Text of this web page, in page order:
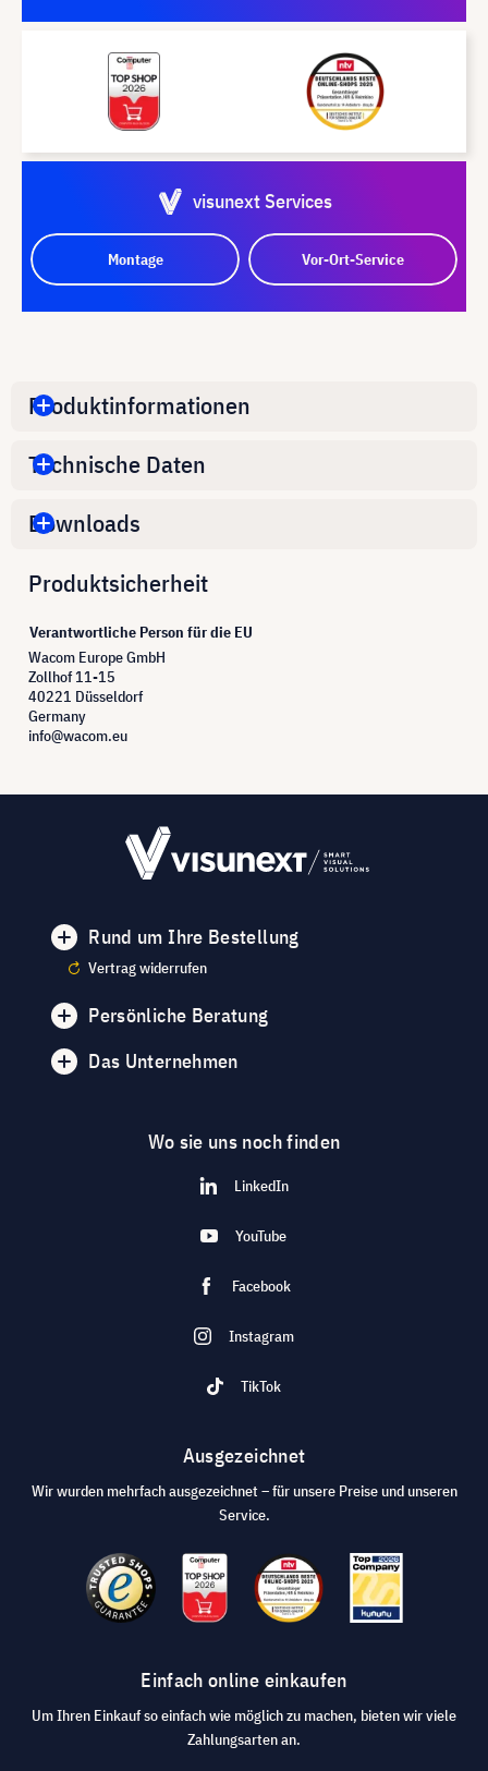
visunext Services
Montage Vor-Ort-Service
Produktinformationen
Technische Daten
Downloads
Produktsicherheit
Verantwortliche Person für die EU
Wacom Europe GmbH
Zollhof 11-15
40221 Düsseldorf
Germany
info@wacom.eu
Rund um Ihre Bestellung
Vertrag widerrufen
Persönliche Beratung
Das Unternehmen
Wo sie uns noch finden
LinkedIn
YouTube
Facebook
Instagram
TikTok
Ausgezeichnet
Wir wurden mehrfach ausgezeichnet – für unsere Preise und unseren
Service.
Einfach online einkaufen
Um Ihren Einkauf so einfach wie möglich zu machen, bieten wir viele
Zahlungsarten an.